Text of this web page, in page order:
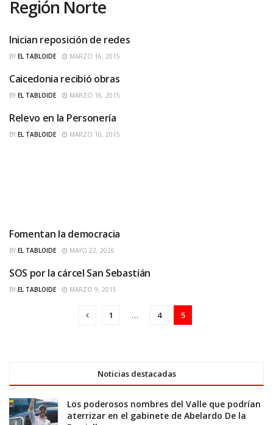
Región Norte
REGIÓN NORTE
Inician reposición de redes
BY EL TABLOIDE MARZO 16, 2015
REGIÓN NORTE
Caicedonia recibió obras
BY EL TABLOIDE MARZO 16, 2015
REGIÓN NORTE
Relevo en la Personería
BY EL TABLOIDE MARZO 16, 2015
REGIÓN NORTE
Fomentan la democracia
BY EL TABLOIDE MAYO 22, 2026
REGIÓN NORTE
SOS por la cárcel San Sebastián
BY EL TABLOIDE MARZO 9, 2015
1 … 4 5
Noticias destacadas
Los poderosos nombres del Valle que podrían
aterrizar en el gabinete de Abelardo De la